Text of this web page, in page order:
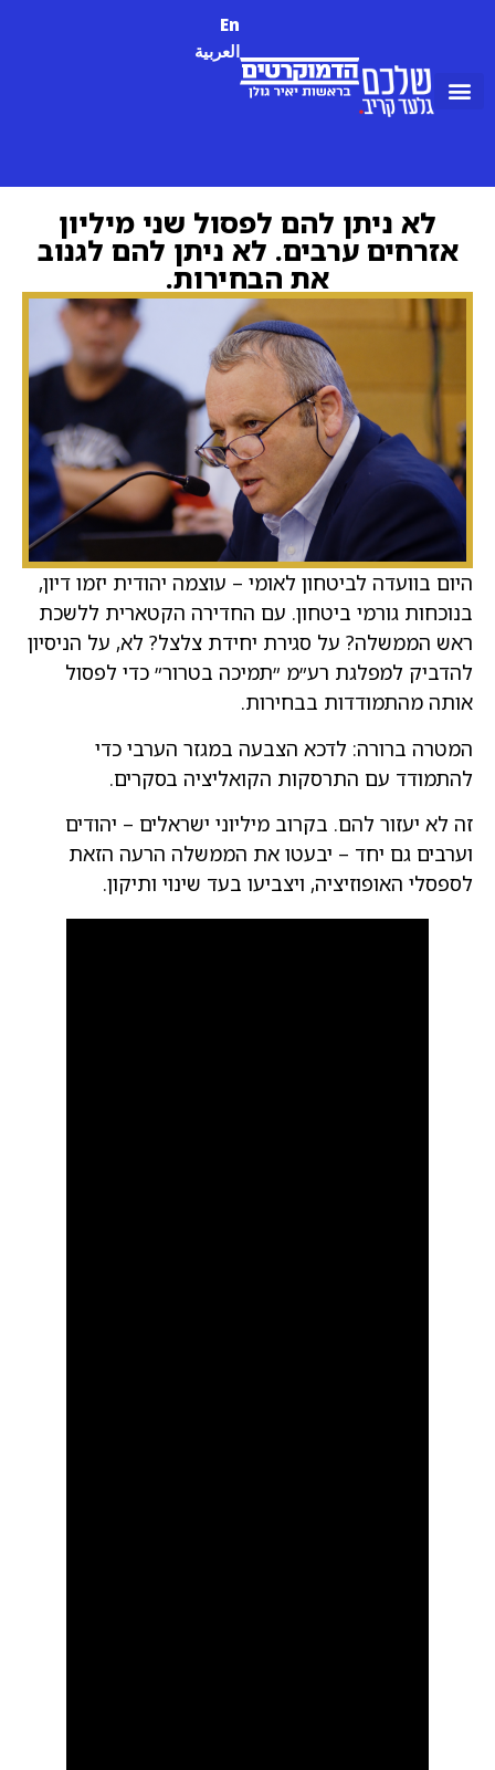
En
العربية
‏לא ניתן להם לפסול שני מיליון
אזרחים ערבים. לא ניתן להם לגנוב
את הבחירות.
היום בוועדה לביטחון לאומי – עוצמה יהודית יזמו דיון,
בנוכחות גורמי ביטחון. עם החדירה הקטארית ללשכת
ראש הממשלה? על סגירת יחידת צלצל? לא, על הניסיון
להדביק למפלגת רע״מ ״תמיכה בטרור״ כדי לפסול
אותה מהתמודדות בבחירות.
‏המטרה ברורה: לדכא הצבעה במגזר הערבי כדי
להתמודד עם התרסקות הקואליציה בסקרים.
‏זה לא יעזור להם. בקרוב מיליוני ישראלים – יהודים
וערבים גם יחד – יבעטו את הממשלה הרעה הזאת
לספסלי האופוזיציה, ויצביעו בעד שינוי ותיקון.